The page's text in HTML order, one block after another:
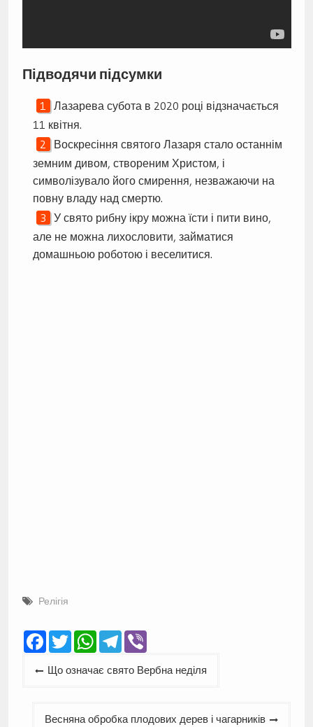
Підводячи підсумки
Лазарева субота в 2020 році відзначається
11 квітня.
Воскресіння святого Лазаря стало останнім
земним дивом, створеним Христом, і
символізувало його смирення, незважаючи на
повну владу над смертю.
У свято рибну ікру можна їсти і пити вино,
але не можна лихословити, займатися
домашньою роботою і веселитися.
Релігія
Facebook
TwitterWhatsApp
Telegram
Viber
Навігація
Що означає свято Вербна неділя
Весняна обробка плодових дерев і чагарників